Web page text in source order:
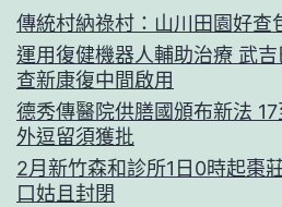
傳統村納祿村：山川田園好查
運用復健機器人輔助治療 武
查新康復中間啟用
德秀傳醫院供膳國頒布新法
外逗留須獲批
2月新竹森和診所1日0時起棗
口姑且封閉